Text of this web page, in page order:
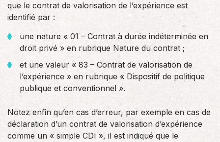
que le contrat de valorisation de l’expérience est
identifié par :
une nature « 01 – Contrat à durée indéterminée en
droit privé » en rubrique Nature du contrat ;
et une valeur « 83 – Contrat de valorisation de
l’expérience » en rubrique « Dispositif de politique
publique et conventionnel ».
Notez enfin qu’en cas d’erreur, par exemple en cas de
déclaration d’un contrat de valorisation d’expérience
comme un « simple CDI », il est indiqué que le